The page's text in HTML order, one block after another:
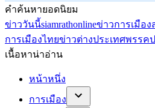
คำค้นหายอดนิยม
ข่าววันนี้siamrathonlineข่าวการเมือง
การเมืองไทยข่าวต่างประเทศพรรค
เนื้อหาน่าอ่าน
หน้าหนึ่ง
การเมือง